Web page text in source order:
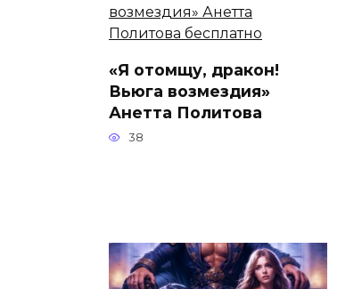
«Я отомщу, дракон!
Вьюга возмездия»
Анетта Политова
38